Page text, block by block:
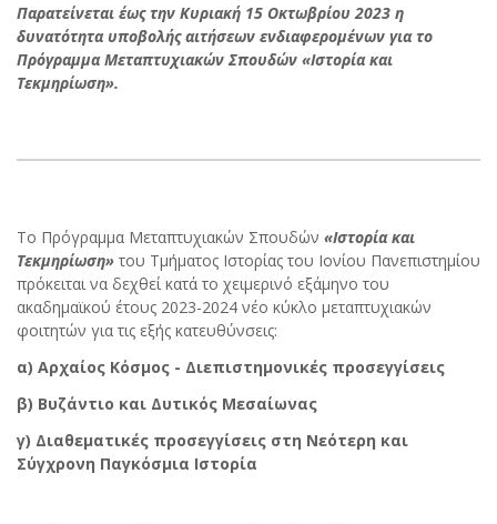
Παρατείνεται έως την Κυριακή 15 Οκτωβρίου 2023 η
δυνατότητα υποβολής αιτήσεων ενδιαφερομένων για το
Πρόγραμμα Μεταπτυχιακών Σπουδών «Ιστορία και
Τεκμηρίωση».
Το Πρόγραμμα Μεταπτυχιακών Σπουδών «Ιστορία και
Τεκμηρίωση» του Τμήματος Ιστορίας του Ιονίου Πανεπιστημίου
πρόκειται να δεχθεί κατά το χειμερινό εξάμηνο του
ακαδημαϊκού έτους 2023-2024 νέο κύκλο μεταπτυχιακών
φοιτητών για τις εξής κατευθύνσεις:
α) Αρχαίος Κόσμος - Διεπιστημονικές προσεγγίσεις
β) Βυζάντιο και Δυτικός Μεσαίωνας
γ) Διαθεματικές προσεγγίσεις στη Νεότερη και
Σύγχρονη Παγκόσμια Ιστορία